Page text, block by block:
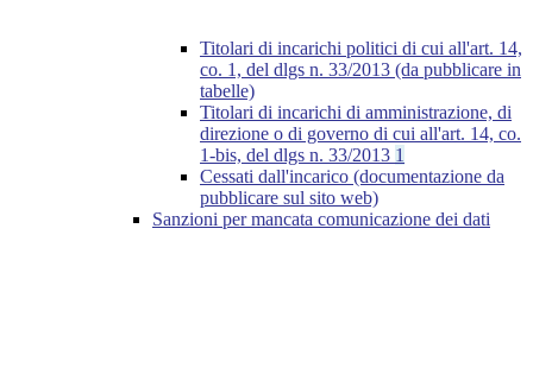
Titolari di incarichi politici di cui all'art. 14,
co. 1, del dlgs n. 33/2013 (da pubblicare in
tabelle)
Titolari di incarichi di amministrazione, di
direzione o di governo di cui all'art. 14, co.
1-bis, del dlgs n. 33/2013 1
Cessati dall'incarico (documentazione da
pubblicare sul sito web)
Sanzioni per mancata comunicazione dei dati